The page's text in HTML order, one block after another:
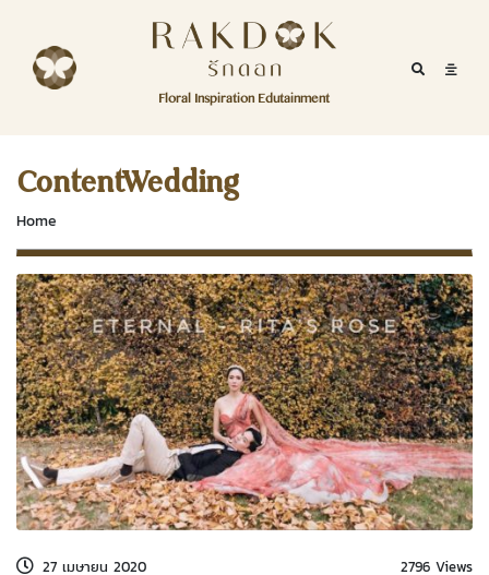
RakDok (รักดอก)
Floral Inspiration Edutainment
Mobile
RakDok
Menu
MAGAZINE
EDUTAINMENT
RAKDOK
MARKET
ABOUT
CONTACT
Channel Facebook
ContentWedding
Home
27 เมษายน 2020 2796 Views